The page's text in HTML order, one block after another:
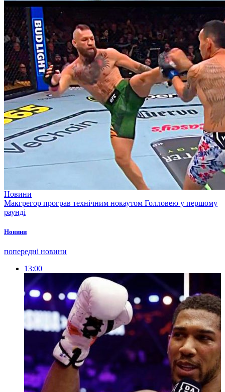
Новини
Макгрегор програв технічним нокаутом Голловею у першому
раунді
Новини
попередні новини
13:00